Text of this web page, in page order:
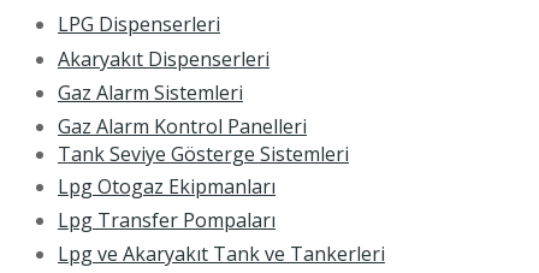
LPG Dispenserleri
Akaryakıt Dispenserleri
Gaz Alarm Sistemleri
Gaz Alarm Kontrol Panelleri
Tank Seviye Gösterge Sistemleri
Lpg Otogaz Ekipmanları
Lpg Transfer Pompaları
Lpg ve Akaryakıt Tank ve Tankerleri